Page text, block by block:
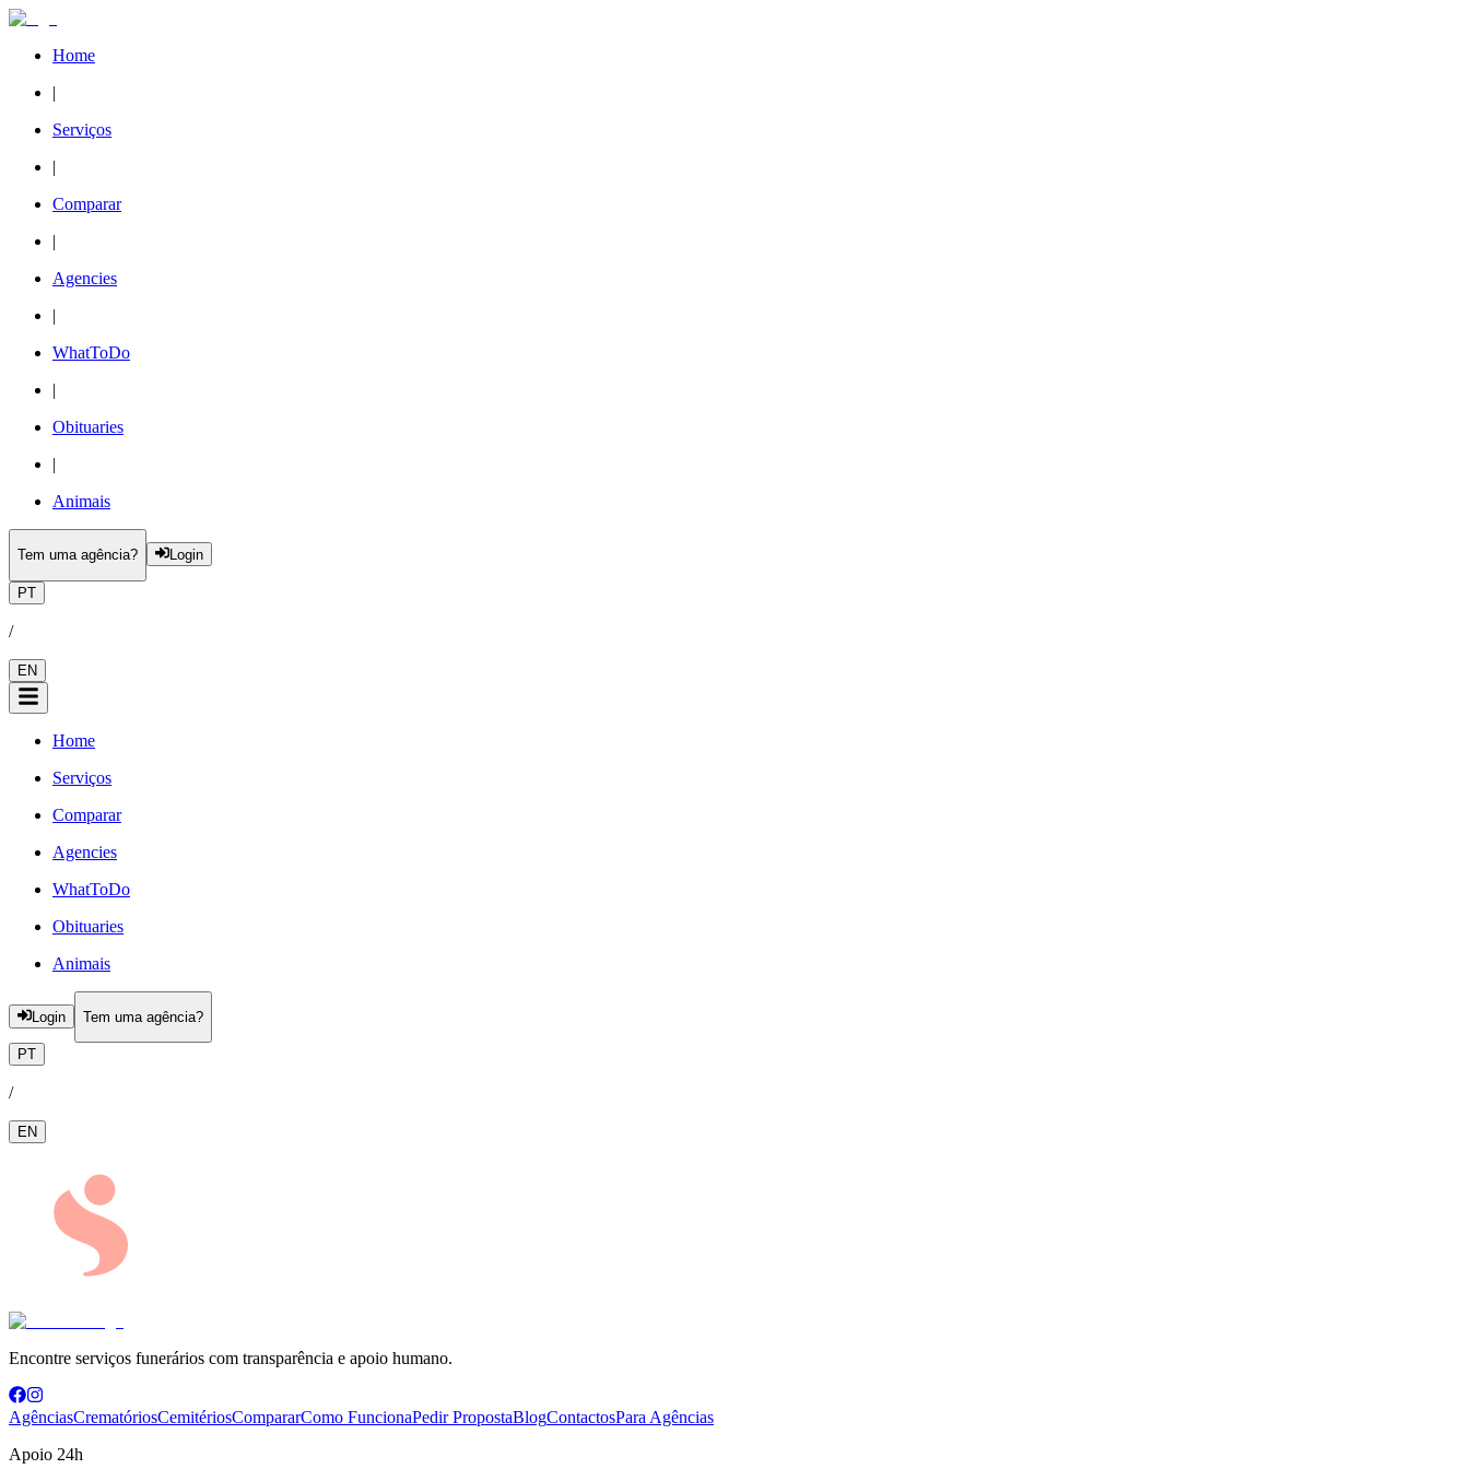
Home
|
Serviços
|
Comparar
|
Agencies
|
WhatToDo
|
Obituaries
|
Animais
Tem uma agência? Login
PT
/
EN
Home
Serviços
Comparar
Agencies
WhatToDo
Obituaries
Animais
Login Tem uma agência?
PT
/
EN
Encontre serviços funerários com transparência e apoio humano.
AgênciasCrematóriosCemitériosCompararComo FuncionaPedir PropostaBlogContactosPara Agências
Apoio 24h